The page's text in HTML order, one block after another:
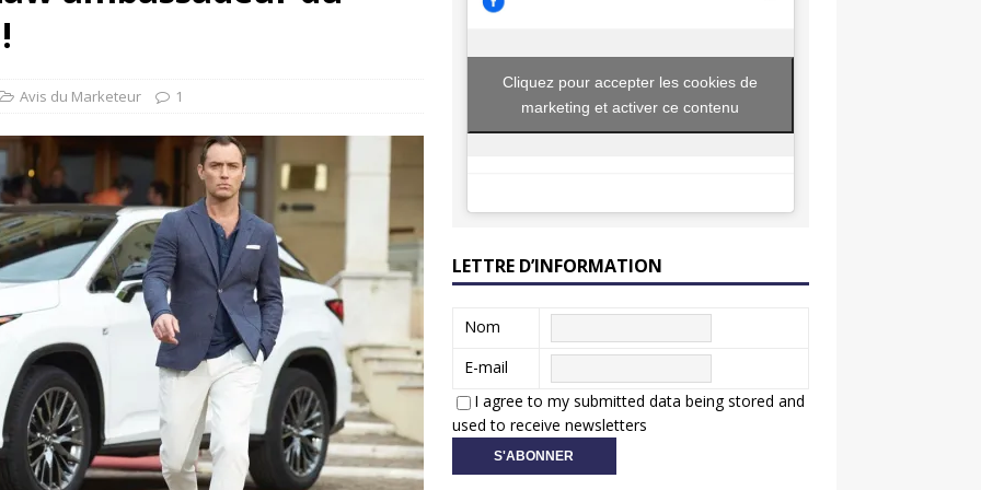
: Oui, les français vont parfois trop loin.
Avis du Marketeur 1
Cliquez pour accepter les cookies de
marketing et activer ce contenu
LETTRE D’INFORMATION
Nom
E-mail
I agree to my submitted data being stored and
used to receive newsletters